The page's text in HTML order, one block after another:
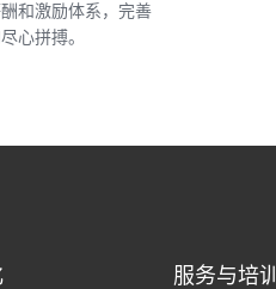
和激励体系，完善
心拼搏。
服务与培训